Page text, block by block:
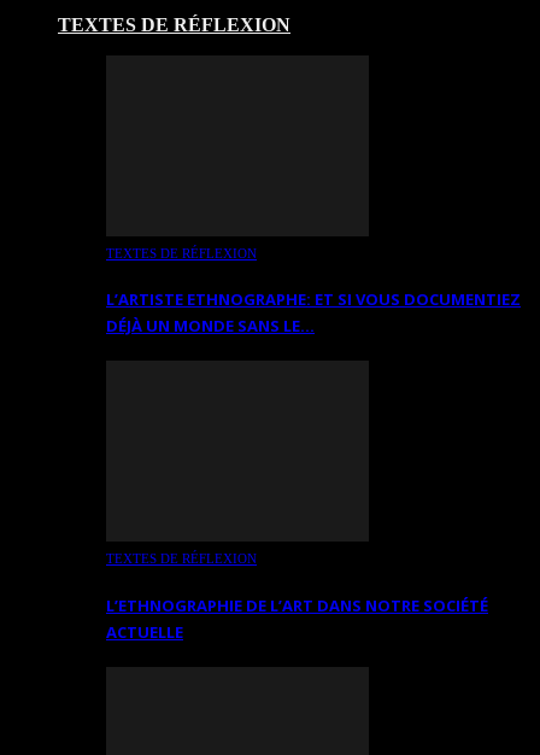
TEXTES DE RÉFLEXION
TEXTES DE RÉFLEXION
L’ARTISTE ETHNOGRAPHE: ET SI VOUS DOCUMENTIEZ
DÉJÀ UN MONDE SANS LE…
TEXTES DE RÉFLEXION
L’ETHNOGRAPHIE DE L’ART DANS NOTRE SOCIÉTÉ
ACTUELLE